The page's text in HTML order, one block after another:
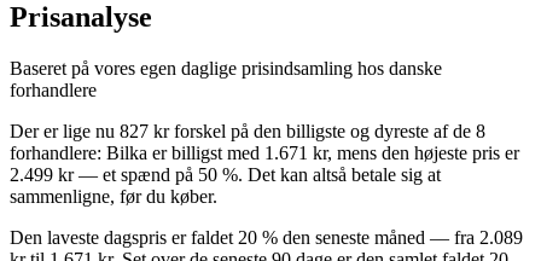
Prisanalyse
Baseret på vores egen daglige prisindsamling hos danske
forhandlere
Der er lige nu 827 kr forskel på den billigste og dyreste af de 8
forhandlere: Bilka er billigst med 1.671 kr, mens den højeste pris er
2.499 kr — et spænd på 50 %. Det kan altså betale sig at
sammenligne, før du køber.
Den laveste dagspris er faldet 20 % den seneste måned — fra 2.089